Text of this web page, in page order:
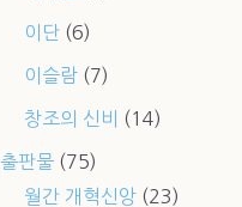
이단(6)
이슬람(7)
창조의 신비 (14)
출판물(75)
월간 개혁신앙(23)